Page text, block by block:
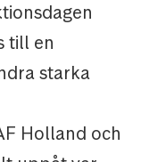
till en
starka
Holland och